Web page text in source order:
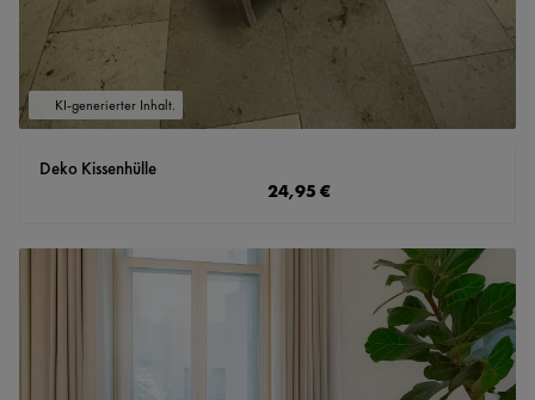
KI-generierter Inhalt.
Deko Kissenhülle
Regulärer Preis:
24,95 €